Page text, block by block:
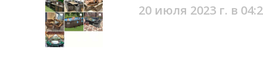
20 июля 2023 г. в